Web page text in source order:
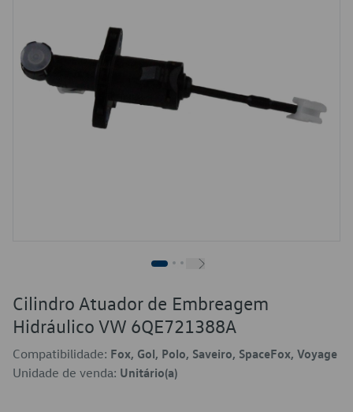
Cilindro Atuador de Embreagem
Hidráulico VW 6QE721388A
Compatibilidade: Fox, Gol, Polo, Saveiro, SpaceFox, Voyage
Unidade de venda: Unitário(a)